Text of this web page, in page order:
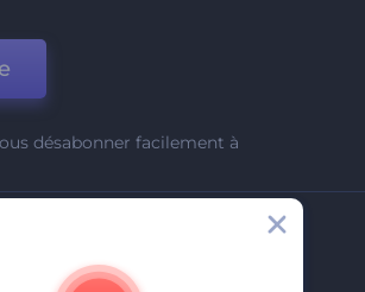
désabonner facilement à
Propos De Nous